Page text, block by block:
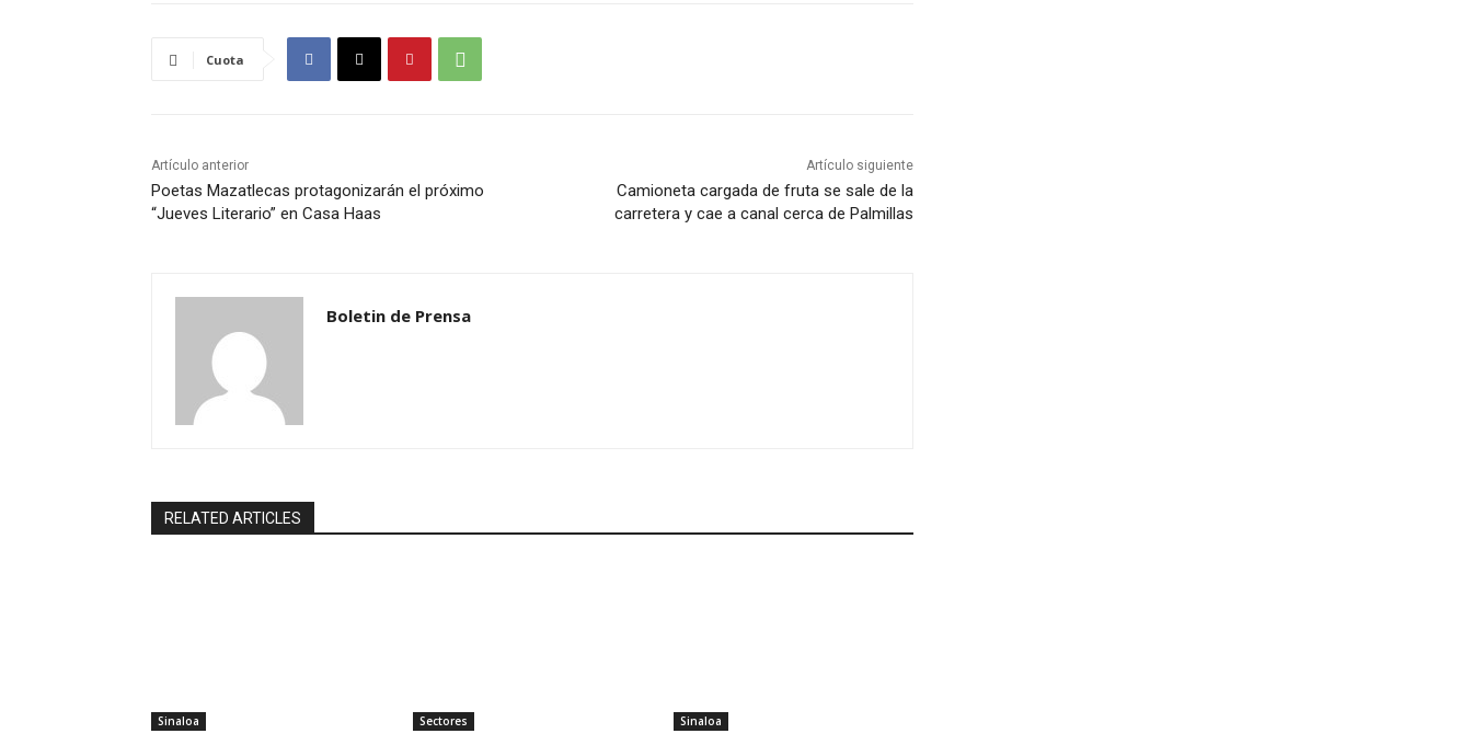
Cuota
Artículo anterior
Poetas Mazatlecas protagonizarán el próximo
“Jueves Literario” en Casa Haas
Artículo siguiente
Camioneta cargada de fruta se sale de la
carretera y cae a canal cerca de Palmillas
Boletin de Prensa
RELATED ARTICLES
Sinaloa Sectores Sinaloa